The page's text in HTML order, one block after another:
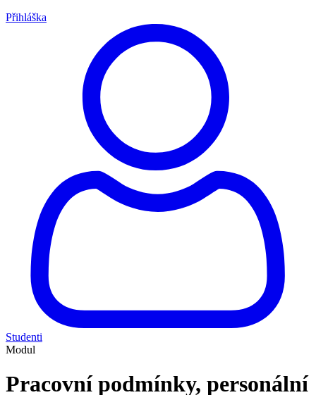
Přihláška
Studenti
Modul
Pracovní podmínky, personální